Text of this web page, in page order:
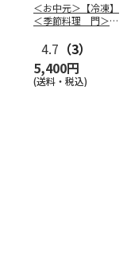
＜お中元＞【冷凍】
＜季節料理 門＞京
4.7 （3）
5,400円
(送料・税込)